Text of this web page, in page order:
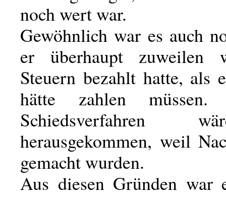
noch wert war.
Gewöhnlich war es auch
er überhaupt zuweilen
Steuern bezahlt hatte, als
hätte zahlen
Schiedsverfahren
herausgekommen, weil
gemacht wurden.
Aus diesen Gründen war